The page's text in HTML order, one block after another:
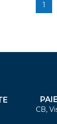
1
CB,